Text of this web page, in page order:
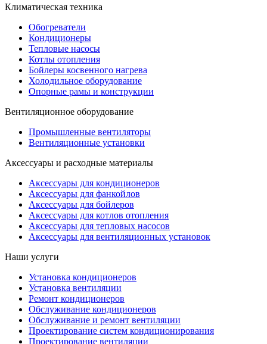
Климатическая техника
Обогреватели
Кондиционеры
Тепловые насосы
Котлы отопления
Бойлеры косвенного нагрева
Холодильное оборудование
Опорные рамы и конструкции
Вентиляционное оборудование
Промышленные вентиляторы
Вентиляционные установки
Аксессуары и расходные материалы
Аксессуары для кондиционеров
Аксессуары для фанкойлов
Аксессуары для бойлеров
Аксессуары для котлов отопления
Аксессуары для тепловых насосов
Аксессуары для вентиляционных установок
Наши услуги
Установка кондиционеров
Установка вентиляции
Ремонт кондиционеров
Обслуживание кондиционеров
Обслуживание и ремонт вентиляции
Проектирование систем кондиционирования
Проектирование вентиляции